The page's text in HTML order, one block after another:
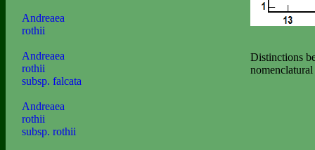
Andreaea
rothii
Andreaea
rothii
subsp. falcata
Andreaea
rothii
subsp. rothii
Distinctions